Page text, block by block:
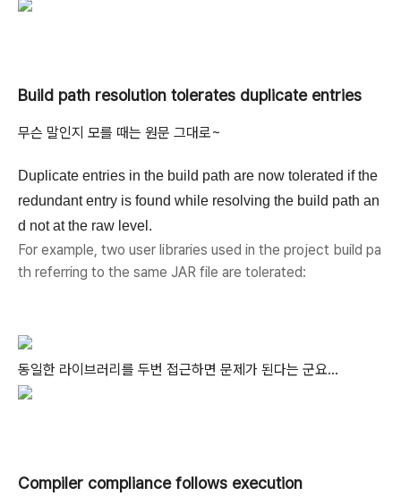
Build path resolution tolerates duplicate entries
무슨 말인지 모를 때는 원문 그대로~
Duplicate entries in the build path are now tolerated if the
redundant entry is found while resolving the build path an
d not at the raw level.
For example, two user libraries used in the project build pa
th referring to the same JAR file are tolerated:
동일한 라이브러리를 두번 접근하면 문제가 된다는 군요...
Compiler compliance follows execution